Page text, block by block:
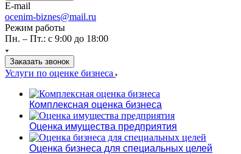
E-mail
ocenim-biznes@mail.ru
Режим работы
Пн. – Пт.: с 9:00 до 18:00
Заказать звонок
Услуги по оценке бизнеса
Комплексная оценка бизнеса
Оценка имущества предприятия
Оценка бизнеса для специальных целей